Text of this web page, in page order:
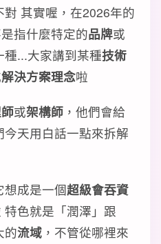
其實喔，在2026年的
指什麼特定的品牌或
種...大家講到某種技術
解決方案理念啦
或架構師 ，他們會給
天用白話一點來拆解
想成是一個超級會吞資
特色就是「潤澤」跟
的流域 ，不管從哪裡來